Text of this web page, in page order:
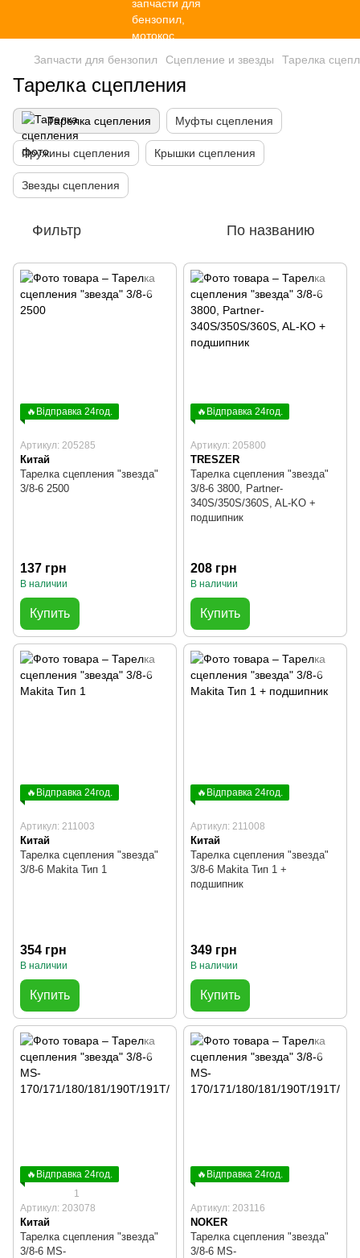
Запчасти для бензопил Сцепление и звезды Тарелка
Тарелка сцепления
Тарелка сцепления Муфты сцепления
Пружины сцепления Крышки сцепления
Звезды сцепления
Фильтр По названию
🔥Відправка 24год.
Артикул: 205285
Китай
Тарелка сцепления "звезда"
3/8-6 2500
137 грн
В наличии
Купить
🔥Відправка 24год.
Артикул: 205800
TRESZER
Тарелка сцепления "звезда"
3/8-6 3800, Partner-
340S/350S/360S, AL-KO +
подшипник
208 грн
В наличии
Купить
🔥Відправка 24год.
Артикул: 211003
Китай
Тарелка сцепления "звезда"
3/8-6 Makita Тип 1
354 грн
В наличии
Купить
🔥Відправка 24год.
Артикул: 211008
Китай
Тарелка сцепления "звезда"
3/8-6 Makita Тип 1 +
подшипник
349 грн
В наличии
Купить
🔥Відправка 24год.
1
Артикул: 203078
Китай
Тарелка сцепления "звезда"
3/8-6 MS-
🔥Відправка 24год.
Артикул: 203116
NOKER
Тарелка сцепления "звезда"
3/8-6 MS-